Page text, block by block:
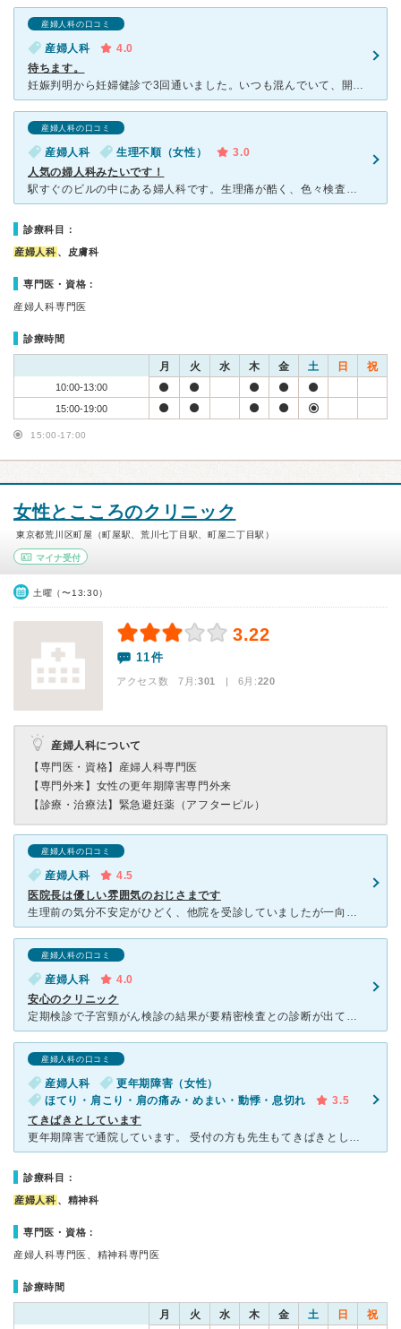
産婦人科の口コミ
産婦人科
4.0
待ちます。
妊娠判明から妊婦健診で3回通いました。いつも混んでいて、開院前は病院の前に行列ができています。待合室は狭く、受付の声が丸聞こえなので、産婦人科系のデリケートな話を聞かれてしまうのはちょっとどうなのか、
産婦人科の口コミ
産婦人科 生理不順（女性）
3.0
人気の婦人科みたいです！
駅すぐのビルの中にある婦人科です。生理痛が酷く、色々検査してもらおうと思い探していたところこちらの病院を見つけました。電話予約などせず、診察時間内に行きましたが中には人が溢れて座れないぐらいでした。婦
診療科目：
産婦人科 、皮膚科
専門医・資格：
産婦人科専門医
診療時間
月 火 水 木 金 土 日 祝
10:00-13:00
15:00-19:00
15:00-17:00
女性とこころのクリニック
東京都荒川区町屋（町屋駅、荒川七丁目駅、町屋二丁目駅）
マイナ受付
土曜（〜13:30）
3.22
11件
アクセス数 7月:301 | 6月:220
産婦人科について
【専門医・資格】 産婦人科専門医
【専門外来】 女性の更年期障害専門外来
【診療・治療法】 緊急避妊薬（アフターピル）
産婦人科の口コミ
産婦人科
4.5
医院長は優しい雰囲気のおじさまです
生理前の気分不安定がひどく、他院を受診していましたが一向に改善せず、精神科と婦人科両方をみていただけるこちらを受診しました。 受付の女性は事務的な対応ですが、院長先生はしっかりと話を聞いてくださりま
産婦人科の口コミ
産婦人科
4.0
安心のクリニック
定期検診で子宮頸がん検診の結果が要精密検査との診断が出てしまいました。 検診は同じビルの3階にある健診センターで受けていましたので、同じビルにあるこちらのクリニックに予約を入れて精密検査を受けました
産婦人科の口コミ
産婦人科
更年期障害（女性）
ほてり・肩こり・肩の痛み・めまい・動悸・息切れ
3.5
てきぱきとしています
更年期障害で通院しています。 受付の方も先生もてきぱきとしていて、婦人科とこころの診察をしてくれる、ほんわかという雰囲気ではありません。 予約はすぐ一杯になるので人気が高いのは、先生の診断は良いか
診療科目：
産婦人科 、精神科
専門医・資格：
産婦人科専門医、精神科専門医
診療時間
月 火 水 木 金 土 日 祝